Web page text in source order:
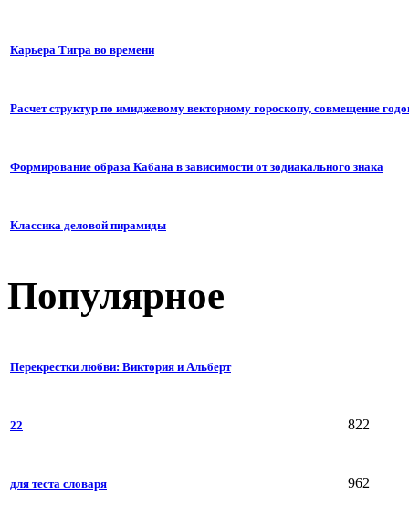
Карьера Тигра во времени
Расчет структур по имиджевому векторному гороскопу, совмещение
Формирование образа Кабана в зависимости от зодиакального знака
Классика деловой пирамиды
Популярное
Перекрестки любви: Виктория и Альберт
22 822
для теста словаря 962